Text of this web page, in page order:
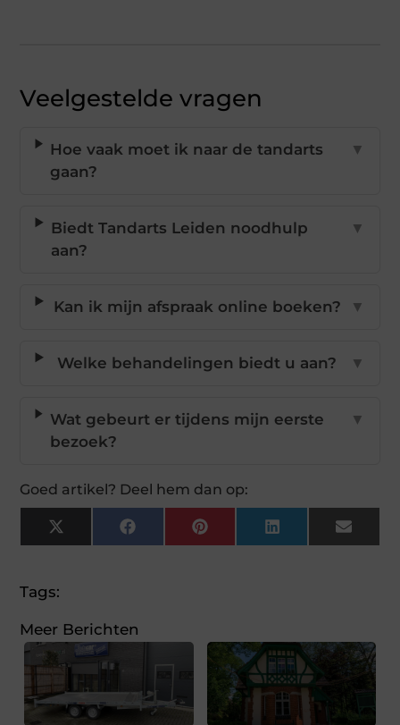
Veelgestelde vragen
Hoe vaak moet ik naar de tandarts
gaan?
▼
Biedt Tandarts Leiden noodhulp
aan?
▼
Kan ik mijn afspraak online boeken? ▼
Welke behandelingen biedt u aan? ▼
Wat gebeurt er tijdens mijn eerste
bezoek?
▼
Goed artikel? Deel hem dan op:
X
(Twitter)
FacebookPinterestLinkedInEmail
Tags:
Meer Berichten